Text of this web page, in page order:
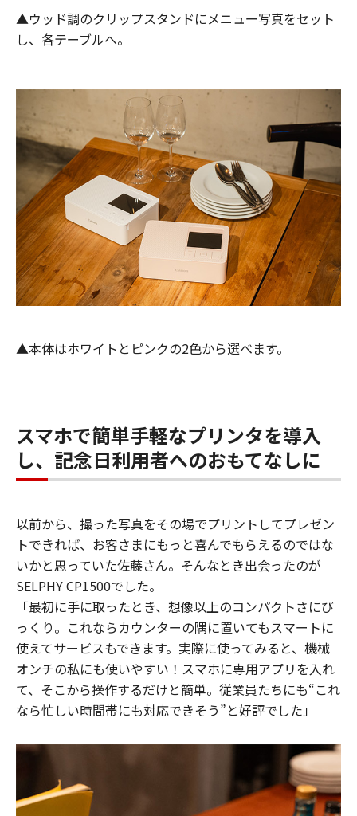
▲ウッド調のクリップスタンドにメニュー写真をセット
し、各テーブルへ。
▲本体はホワイトとピンクの2色から選べます。
スマホで簡単手軽なプリンタを導入
し、記念日利用者へのおもてなしに
以前から、撮った写真をその場でプリントしてプレゼン
トできれば、お客さまにもっと喜んでもらえるのではな
いかと思っていた佐藤さん。そんなとき出会ったのが
SELPHY CP1500でした。
「最初に手に取ったとき、想像以上のコンパクトさにび
っくり。これならカウンターの隅に置いてもスマートに
使えてサービスもできます。実際に使ってみると、機械
オンチの私にも使いやすい！スマホに専用アプリを入れ
て、そこから操作するだけと簡単。従業員たちにも“これ
なら忙しい時間帯にも対応できそう”と好評でした」